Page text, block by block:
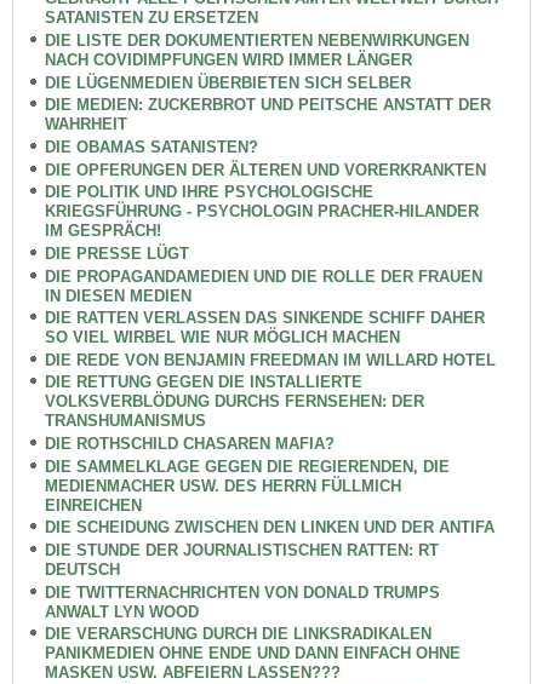
SATANISTEN ZU ERSETZEN
DIE LISTE DER DOKUMENTIERTEN NEBENWIRKUNGEN
NACH COVIDIMPFUNGEN WIRD IMMER LÄNGER
DIE LÜGENMEDIEN ÜBERBIETEN SICH SELBER
DIE MEDIEN: ZUCKERBROT UND PEITSCHE ANSTATT DER
WAHRHEIT
DIE OBAMAS SATANISTEN?
DIE OPFERUNGEN DER ÄLTEREN UND VORERKRANKTEN
DIE POLITIK UND IHRE PSYCHOLOGISCHE
KRIEGSFÜHRUNG - PSYCHOLOGIN PRACHER-HILANDER
IM GESPRÄCH!
DIE PRESSE LÜGT
DIE PROPAGANDAMEDIEN UND DIE ROLLE DER FRAUEN
IN DIESEN MEDIEN
DIE RATTEN VERLASSEN DAS SINKENDE SCHIFF DAHER
SO VIEL WIRBEL WIE NUR MÖGLICH MACHEN
DIE REDE VON BENJAMIN FREEDMAN IM WILLARD HOTEL
DIE RETTUNG GEGEN DIE INSTALLIERTE
VOLKSVERBLÖDUNG DURCHS FERNSEHEN: DER
TRANSHUMANISMUS
DIE ROTHSCHILD CHASAREN MAFIA?
DIE SAMMELKLAGE GEGEN DIE REGIERENDEN, DIE
MEDIENMACHER USW. DES HERRN FÜLLMICH
EINREICHEN
DIE SCHEIDUNG ZWISCHEN DEN LINKEN UND DER ANTIFA
DIE STUNDE DER JOURNALISTISCHEN RATTEN: RT
DEUTSCH
DIE TWITTERNACHRICHTEN VON DONALD TRUMPS
ANWALT LYN WOOD
DIE VERARSCHUNG DURCH DIE LINKSRADIKALEN
PANIKMEDIEN OHNE ENDE UND DANN EINFACH OHNE
MASKEN USW. ABFEIERN LASSEN???